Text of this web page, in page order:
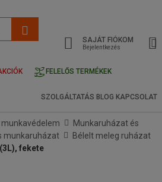
SAJÁT FIÓKOM
Bejelentkezés
FELELŐS TERMÉKEK
SZOLGÁLTATÁS BLOG KAPCSOLAT
munkavédelem
Munkaruházat és
munkaruházat
Bélelt meleg ruházat
fekete